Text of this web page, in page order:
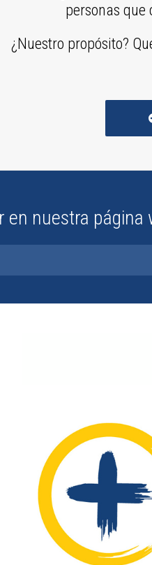
personas
¿Nuestro propósito?
en nuestra página